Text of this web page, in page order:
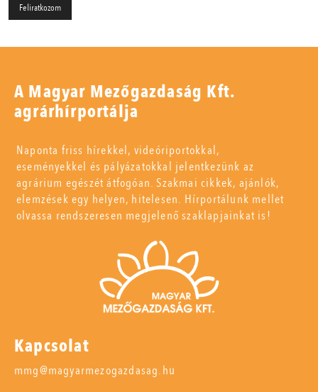
A Magyar Mezőgazdaság Kft.
agrárhírportálja
Naponta friss hírekkel, videóriportokkal,
eseményekkel és pályázatokkal jelentkezünk az
agrárium egészét átfogóan. Szakmai cikkek, ajánlók,
elemzések egy helyen, hitelesen. Hírportálunk mellet
olvassa rendszeresen megjelenő szaklapjainkat is!
Kapcsolat
mmg@magyarmezogazdasag.hu